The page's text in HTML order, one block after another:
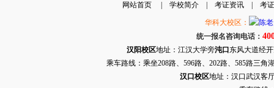
网站首页| 学校简介| 考证资讯| 考
华科大校区：
统一报名咨询电话：
汉阳校区地址：江汉大学旁沌口 东风大道经
乘车路线：乘坐208路、596路、202路、585路三
汉口校区地址：汉口武汉客